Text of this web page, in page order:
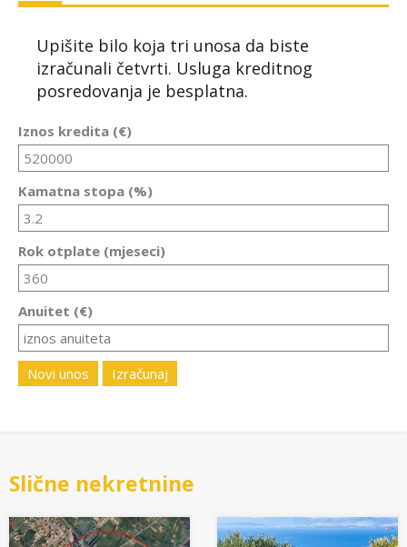
Upišite bilo koja tri unosa da biste
izračunali četvrti. Usluga kreditnog
posredovanja je besplatna.
Iznos kredita (€)
Kamatna stopa (%)
Rok otplate (mjeseci)
Anuitet (€)
Novi unos Izračunaj
Slične nekretnine